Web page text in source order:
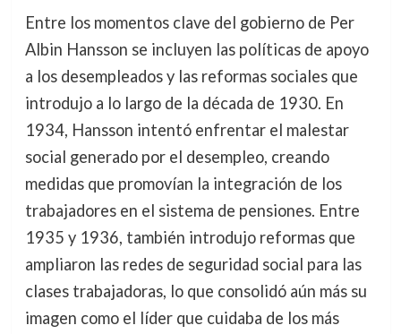
Entre los momentos clave del gobierno de Per
Albin Hansson se incluyen las políticas de apoyo
a los desempleados y las reformas sociales que
introdujo a lo largo de la década de 1930. En
1934, Hansson intentó enfrentar el malestar
social generado por el desempleo, creando
medidas que promovían la integración de los
trabajadores en el sistema de pensiones. Entre
1935 y 1936, también introdujo reformas que
ampliaron las redes de seguridad social para las
clases trabajadoras, lo que consolidó aún más su
imagen como el líder que cuidaba de los más